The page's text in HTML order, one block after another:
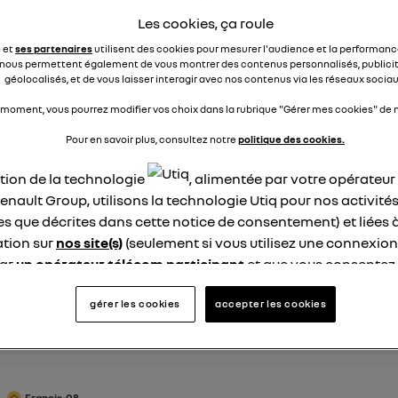
les 9 réponses à la question Perte de batterie à
Le 2 mai 2026 10:01
problème. Parfois, je constate une baisse de 7 ou 8
Je l'ai déjà signalé à Renault, qui m'a répondu que
« normal ». Incroyable ! J'ai interrogé d'autres propriétaires
électriques (d'autres marques) et ils m'ont assuré que
absolument pas.
Les cookies, ça roule
etses partenairesutilisent des cookies pour mesurer l'audience et la
permettent également de vous montrer des contenus personnalisés,
géolocalisés, et de vous laisser interagir avec nos contenus via les réseaux
vous pourrez modifier vos choix dans la rubrique "Gérer mes cookies" de
Pour en savoir plus, consultez notrepolitique des cookies.
de la technologie
, alimentée par votre
Group, utilisons la technologie Utiq pour nos
que décrites dans cette notice de consentement) et liées
sur nos site(s) (seulement si vous utilisez une
un opérateur télécom participant et que vous
site).
Utiq a été conçue pour la protection de vos données
en vous offrant choix et contrôle.
un identifiant créé par votre opérateur télécom basé sur
est associé à votre connexion internet. Ainsi, toutes les
gérer les cookies accepter les cookies